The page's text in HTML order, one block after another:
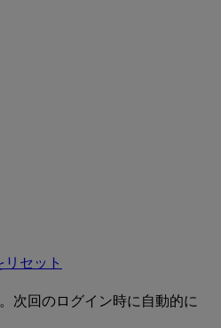
セット
次回のログイン時に自動的に